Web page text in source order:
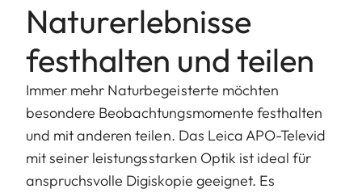
Naturerlebnisse
festhalten und teilen
Immer mehr Naturbegeisterte möchten
besondere Beobachtungsmomente festhalten
und mit anderen teilen. Das Leica APO-Televid
mit seiner leistungsstarken Optik ist ideal für
anspruchsvolle Digiskopie geeignet. Es